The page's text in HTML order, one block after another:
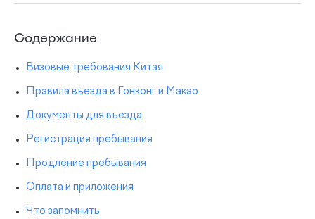
Содержание
Визовые требования Китая
Правила въезда в Гонконг и Макао
Документы для въезда
Регистрация пребывания
Продление пребывания
Оплата и приложения
Что запомнить